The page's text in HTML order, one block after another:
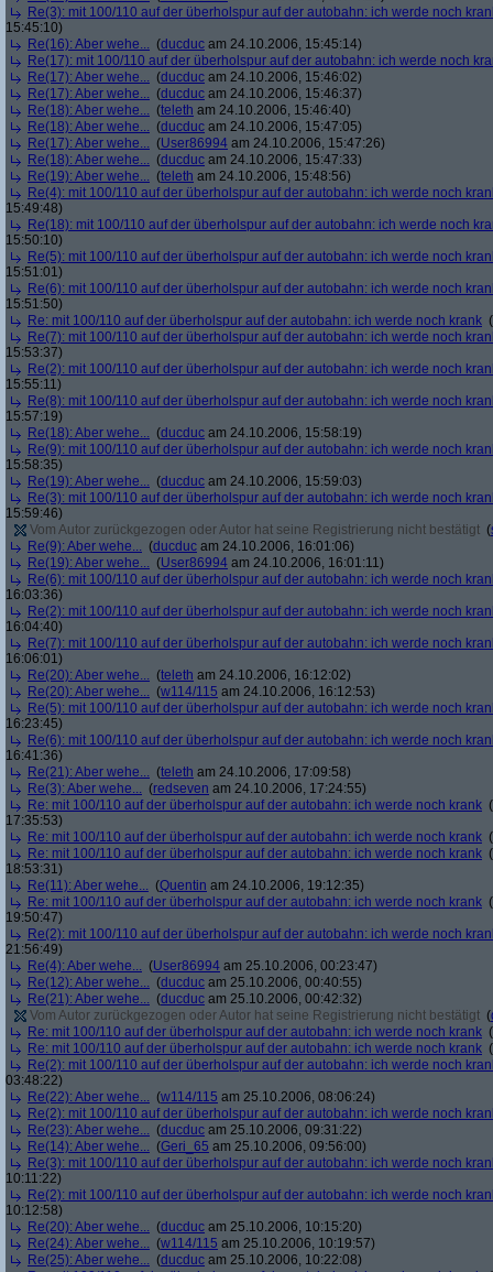
Re(3): mit 100/110 auf der überholspur auf der autobahn: ich werde noch
15:45:10)
Re(16): Aber wehe... (ducduc am 24.10.2006, 15:45:14)
Re(17): mit 100/110 auf der überholspur auf der autobahn: ich werde noch
Re(17): Aber wehe... (ducduc am 24.10.2006, 15:46:02)
Re(17): Aber wehe... (ducduc am 24.10.2006, 15:46:37)
Re(18): Aber wehe... (teleth am 24.10.2006, 15:46:40)
Re(18): Aber wehe... (ducduc am 24.10.2006, 15:47:05)
Re(17): Aber wehe... (User86994 am 24.10.2006, 15:47:26)
Re(18): Aber wehe... (ducduc am 24.10.2006, 15:47:33)
Re(19): Aber wehe... (teleth am 24.10.2006, 15:48:56)
Re(4): mit 100/110 auf der überholspur auf der autobahn: ich werde noch
15:49:48)
Re(18): mit 100/110 auf der überholspur auf der autobahn: ich werde noch
15:50:10)
Re(5): mit 100/110 auf der überholspur auf der autobahn: ich werde noch
15:51:01)
Re(6): mit 100/110 auf der überholspur auf der autobahn: ich werde noch
15:51:50)
Re: mit 100/110 auf der überholspur auf der autobahn: ich werde noch krank (
Re(7): mit 100/110 auf der überholspur auf der autobahn: ich werde noch
15:53:37)
Re(2): mit 100/110 auf der überholspur auf der autobahn: ich werde noch
15:55:11)
Re(8): mit 100/110 auf der überholspur auf der autobahn: ich werde noch
15:57:19)
Re(18): Aber wehe... (ducduc am 24.10.2006, 15:58:19)
Re(9): mit 100/110 auf der überholspur auf der autobahn: ich werde noch
15:58:35)
Re(19): Aber wehe... (ducduc am 24.10.2006, 15:59:03)
Re(3): mit 100/110 auf der überholspur auf der autobahn: ich werde noch
15:59:46)
Vom Autor zurückgezogen oder Autor hat seine Registrierung nicht bestätigt (
Re(9): Aber wehe... (ducduc am 24.10.2006, 16:01:06)
Re(19): Aber wehe... (User86994 am 24.10.2006, 16:01:11)
Re(6): mit 100/110 auf der überholspur auf der autobahn: ich werde noch
16:03:36)
Re(2): mit 100/110 auf der überholspur auf der autobahn: ich werde noch
16:04:40)
Re(7): mit 100/110 auf der überholspur auf der autobahn: ich werde noch
16:06:01)
Re(20): Aber wehe... (teleth am 24.10.2006, 16:12:02)
Re(20): Aber wehe... (w114/115 am 24.10.2006, 16:12:53)
Re(5): mit 100/110 auf der überholspur auf der autobahn: ich werde noch
16:23:45)
Re(6): mit 100/110 auf der überholspur auf der autobahn: ich werde noch
16:41:36)
Re(21): Aber wehe... (teleth am 24.10.2006, 17:09:58)
Re(3): Aber wehe... (redseven am 24.10.2006, 17:24:55)
Re: mit 100/110 auf der überholspur auf der autobahn: ich werde noch krank (
17:35:53)
Re: mit 100/110 auf der überholspur auf der autobahn: ich werde noch krank (
Re: mit 100/110 auf der überholspur auf der autobahn: ich werde noch krank (
18:53:31)
Re(11): Aber wehe... (Quentin am 24.10.2006, 19:12:35)
Re: mit 100/110 auf der überholspur auf der autobahn: ich werde noch krank (
19:50:47)
Re(2): mit 100/110 auf der überholspur auf der autobahn: ich werde noch
21:56:49)
Re(4): Aber wehe... (User86994 am 25.10.2006, 00:23:47)
Re(12): Aber wehe... (ducduc am 25.10.2006, 00:40:55)
Re(21): Aber wehe... (ducduc am 25.10.2006, 00:42:32)
Vom Autor zurückgezogen oder Autor hat seine Registrierung nicht bestätigt (
Re: mit 100/110 auf der überholspur auf der autobahn: ich werde noch krank (
Re: mit 100/110 auf der überholspur auf der autobahn: ich werde noch krank (
Re(2): mit 100/110 auf der überholspur auf der autobahn: ich werde noch
03:48:22)
Re(22): Aber wehe... (w114/115 am 25.10.2006, 08:06:24)
Re(2): mit 100/110 auf der überholspur auf der autobahn: ich werde noch
Re(23): Aber wehe... (ducduc am 25.10.2006, 09:31:22)
Re(14): Aber wehe... (Geri_65 am 25.10.2006, 09:56:00)
Re(3): mit 100/110 auf der überholspur auf der autobahn: ich werde noch
10:11:22)
Re(2): mit 100/110 auf der überholspur auf der autobahn: ich werde noch
10:12:58)
Re(20): Aber wehe... (ducduc am 25.10.2006, 10:15:20)
Re(24): Aber wehe... (w114/115 am 25.10.2006, 10:19:57)
Re(25): Aber wehe... (ducduc am 25.10.2006, 10:22:08)